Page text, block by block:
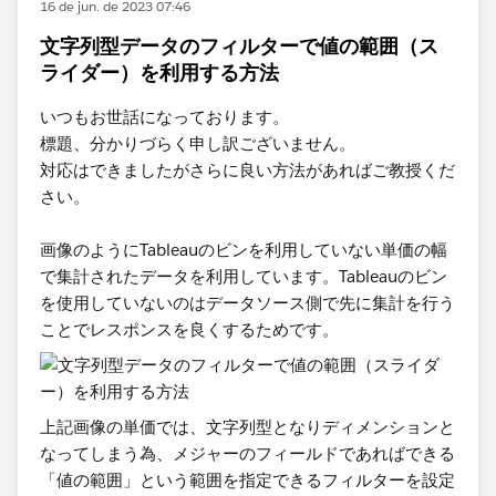
16 de jun. de 2023 07:46
文字列型データのフィルターで値の範囲（ス
ライダー）を利用する方法
いつもお世話になっております。
標題、分かりづらく申し訳ございません。
対応はできましたがさらに良い方法があればご教授くだ
さい。
画像のようにTableauのビンを利用していない単価の幅
で集計されたデータを利用しています。Tableauのビン
を使用していないのはデータソース側で先に集計を行う
ことでレスポンスを良くするためです。
上記画像の単価では、文字列型となりディメンションと
なってしまう為、メジャーのフィールドであればできる
「値の範囲」という範囲を指定できるフィルターを設定